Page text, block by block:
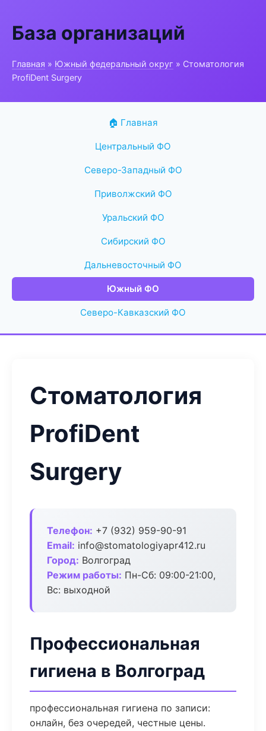
База организаций
Главная » Южный федеральный округ » Стоматология
ProfiDent Surgery
🏠 Главная
Центральный ФО
Северо-Западный ФО
Приволжский ФО
Уральский ФО
Сибирский ФО
Дальневосточный ФО
Южный ФО
Северо-Кавказский ФО
Стоматология
ProfiDent
Surgery
Телефон: +7 (932) 959-90-91
Email: info@stomatologiyapr412.ru
Город: Волгоград
Режим работы: Пн-Сб: 09:00-21:00,
Вс: выходной
Профессиональная
гигиена в Волгоград
профессиональная гигиена по записи:
онлайн, без очередей, честные цены.